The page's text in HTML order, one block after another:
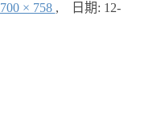
700 × 758 , 日期: 12-